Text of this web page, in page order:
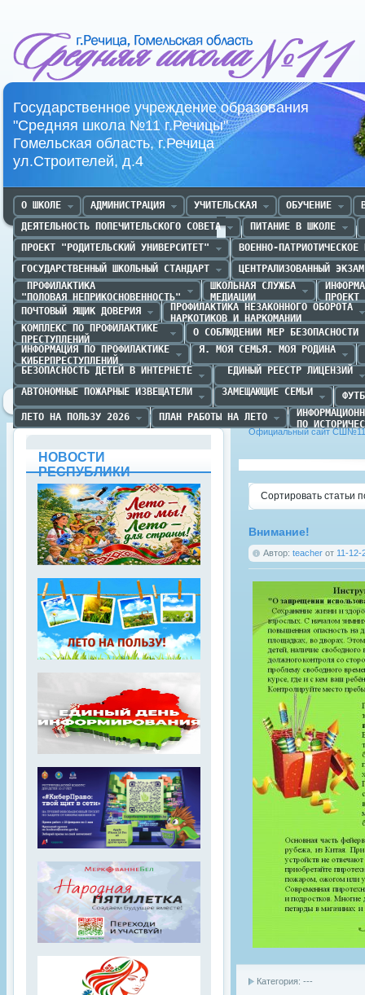
Средняя школа №11 г.Речица
Государственное учреждение образования
"Средняя школа №11 г.Речицы"
Гомельская область, г.Речица
ул.Строителей, д.4
О ШКОЛЕ АДМИНИСТРАЦИЯ УЧИТЕЛЬСКАЯ ОБУЧЕНИЕ
ДЕЯТЕЛЬНОСТЬ ПОПЕЧИТЕЛЬСКОГО СОВЕТА
ПИТАНИЕ В ШКОЛЕ
ПРОЕКТ "РОДИТЕЛЬСКИЙ УНИВЕРСИТЕТ"
ВОЕННО-ПАТРИОТИЧЕСКОЕ
ГОСУДАРСТВЕННЫЙ ШКОЛЬНЫЙ СТАНДАРТ
ЦЕНТРАЛИЗОВАННЫЙ
ПРОФИЛАКТИКА
"ПОЛОВАЯ НЕПРИКОСНОВЕННОСТЬ"
ШКОЛЬНАЯ СЛУЖБА
МЕДИАЦИИ
ПОЧТОВЫЙ ЯЩИК ДОВЕРИЯ
ПРОФИЛАКТИКА НЕЗАКОННОГО ОБОРОТА
НАРКОТИКОВ И НАРКОМАНИИ
КОМПЛЕКС ПО ПРОФИЛАКТИКЕ
ПРЕСТУПЛЕНИЙ
О СОБЛЮДЕНИИ МЕР БЕЗОПАСНОСТИ
ИНФОРМАЦИЯ ПО ПРОФИЛАКТИКЕ
КИБЕРПРЕСТУПЛЕНИЙ
Я. МОЯ СЕМЬЯ. МОЯ РОДИНА
БЕЗОПАСНОСТЬ ДЕТЕЙ В ИНТЕРНЕТЕ
ЕДИНЫЙ РЕЕСТР ЛИЦЕНЗИЙ
АВТОНОМНЫЕ ПОЖАРНЫЕ ИЗВЕЩАТЕЛИ
ЗАМЕЩАЮЩИЕ СЕМЬИ
ЛЕТО НА ПОЛЬЗУ 2026
ПЛАН РАБОТЫ НА ЛЕТО
ПО
Официальный сайт СШ№11
Сортировать статьи
Внимание!
Автор: teacher от 11-12-
Категория: ---
НОВОСТИ
РЕСПУБЛИКИ